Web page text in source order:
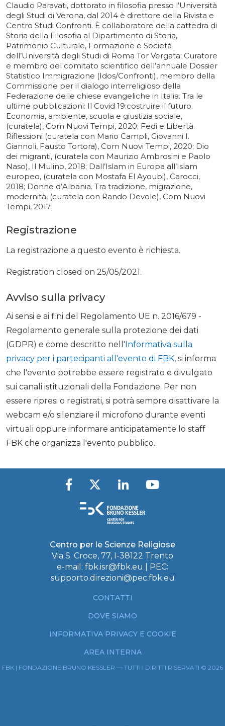
Claudio Paravati, dottorato in filosofia presso l’Università
degli Studi di Verona, dal 2014 è direttore della Rivista e
Centro Studi Confronti. È collaboratore della cattedra di
Storia della Filosofia al Dipartimento di Storia,
Patrimonio Culturale, Formazione e Società
dell’Università degli Studi di Roma Tor Vergata; Curatore
e membro del comitato scientifico dell’annuale Dossier
Statistico Immigrazione (Idos/Confronti), membro della
Commissione per il dialogo interreligioso della
Federazione delle chiese evangeliche in Italia. Tra le
ultime pubblicazioni: Il Covid 19:costruire il futuro.
Economia, ambiente, scuola e giustizia sociale,
(curatela), Com Nuovi Tempi, 2020; Fedi e Libertà.
Riflessioni (curatela con Mario Campli, Giovanni I.
Giannoli, Fausto Tortora), Com Nuovi Tempi, 2020; Dio
dei migranti, (curatela con Maurizio Ambrosini e Paolo
Naso), Il Mulino, 2018; Dall’Islam in Europa all’Islam
europeo, (curatela con Mostafa El Ayoubi), Carocci,
2018; Donne d’Albania. Tra tradizione, migrazione,
modernità, (curatela con Rando Devole), Com Nuovi
Tempi, 2017.
Registrazione
La registrazione a questo evento è richiesta.
Registration closed on 25/05/2021.
Avviso sulla privacy
Ai sensi e ai fini del Regolamento UE n. 2016/679 -
Regolamento generale sulla protezione dei dati
(GDPR) e come descritto nell'Informativa sulla
privacy per i partecipanti all'evento di FBK, si informa
che l'evento potrebbe essere registrato e divulgato
sui canali istituzionali della Fondazione. Per non
essere ripresi o registrati, si potrà sempre disattivare la
webcam e/o silenziare il microfono durante eventi
virtuali oppure informare anticipatamente lo staff
FBK che organizza l'evento pubblico.
Centro per le Scienze Religiose
Via S. Croce, 77, I-38122 Trento
e-mail: fbk.isr@fbk.eu
| PEC:
supporto.direzioni@pec.fbk.eu
CONTATTI
DOVE SIAMO
INFORMATIVA PRIVACY E COOKIE
AREA INTERNA
FBK | FONDAZIONE BRUNO KESSLER — TUTTI I DIRITTI RISERVATI © 2026